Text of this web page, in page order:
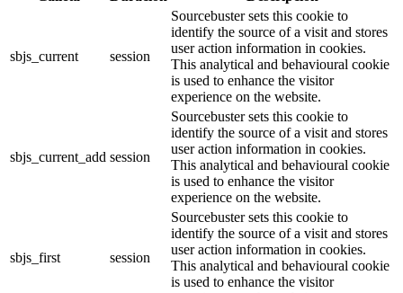
sbjs_current session
Sourcebuster sets this cookie to
identify the source of a visit and stores
user action information in cookies.
This analytical and behavioural cookie
is used to enhance the visitor
experience on the website.
sbjs_current_add session
Sourcebuster sets this cookie to
identify the source of a visit and stores
user action information in cookies.
This analytical and behavioural cookie
is used to enhance the visitor
experience on the website.
sbjs_first session
Sourcebuster sets this cookie to
identify the source of a visit and stores
user action information in cookies.
This analytical and behavioural cookie
is used to enhance the visitor